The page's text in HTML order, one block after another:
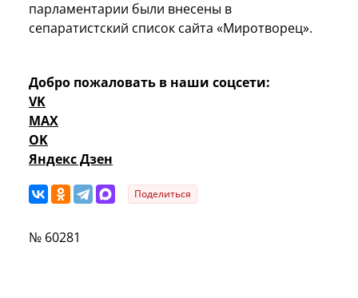
парламентарии были внесены в
сепаратистский список сайта «Миротворец».
Добро пожаловать в наши соцсети:
VK
MAX
OK
Яндекс Дзен
Поделиться
№ 60281